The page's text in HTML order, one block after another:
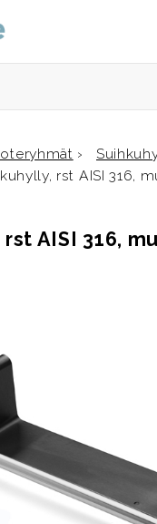
›
rst AISI 316,
AISI 316,